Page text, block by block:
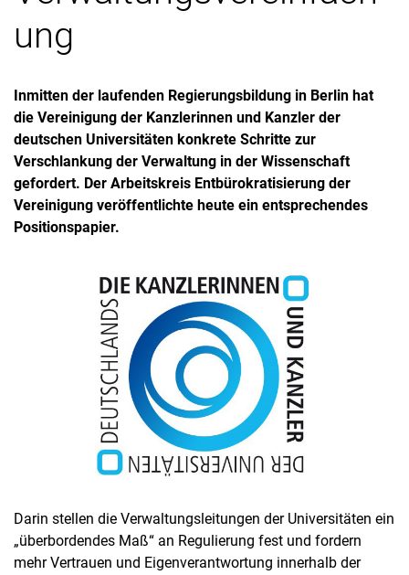
ung
Inmitten der laufenden Regierungsbildung in Berlin hat
die Vereinigung der Kanzlerinnen und Kanzler der
deutschen Universitäten konkrete Schritte zur
Verschlankung der Verwaltung in der Wissenschaft
gefordert. Der Arbeitskreis Entbürokratisierung der
Vereinigung veröffentlichte heute ein entsprechendes
Positionspapier.
Darin stellen die Verwaltungsleitungen der Universitäten ein
„überbordendes Maß“ an Regulierung fest und fordern
mehr Vertrauen und Eigenverantwortung innerhalb der